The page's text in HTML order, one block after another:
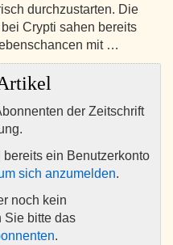
durchzustarten. Die
Crypti sahen bereits
mit …
der Zeitschrift
ein Benutzerkonto
sich anzumelden.
noch kein
Sie bitte das
.